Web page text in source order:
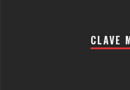
CLAVE